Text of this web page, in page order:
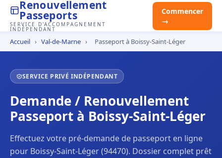
Renouvellement
Passeports
SERVICE D'ACCOMPAGNEMENT
INDÉPENDANT
Commencer
→
Accueil › Val-de-Marne › Passeport à Boissy-Saint-Léger
SERVICE PRIVÉ INDÉPENDANT
Demande / Renouvellement
Passeport à Boissy-Saint-Léger
Effectuez votre pré-demande de passeport en ligne
pour Boissy-Saint-Léger (94470). Dossier complet prêt